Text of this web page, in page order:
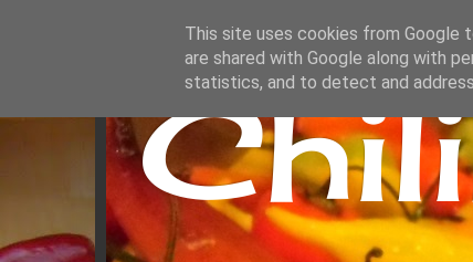
This site uses cookies from Google
are shared with Google along with
statistics, and to detect and